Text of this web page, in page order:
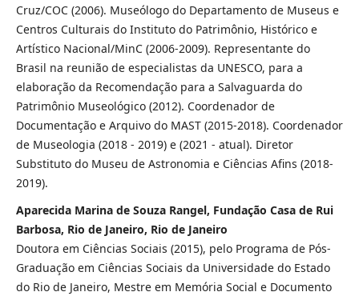
Cruz/COC (2006). Museólogo do Departamento de Museus e
Centros Culturais do Instituto do Patrimônio, Histórico e
Artístico Nacional/MinC (2006-2009). Representante do
Brasil na reunião de especialistas da UNESCO, para a
elaboração da Recomendação para a Salvaguarda do
Patrimônio Museológico (2012). Coordenador de
Documentação e Arquivo do MAST (2015-2018). Coordenador
de Museologia (2018 - 2019) e (2021 - atual). Diretor
Substituto do Museu de Astronomia e Ciências Afins (2018-
2019).
Aparecida Marina de Souza Rangel, Fundação Casa de Rui
Barbosa, Rio de Janeiro, Rio de Janeiro
Doutora em Ciências Sociais (2015), pelo Programa de Pós-
Graduação em Ciências Sociais da Universidade do Estado
do Rio de Janeiro, Mestre em Memória Social e Documento